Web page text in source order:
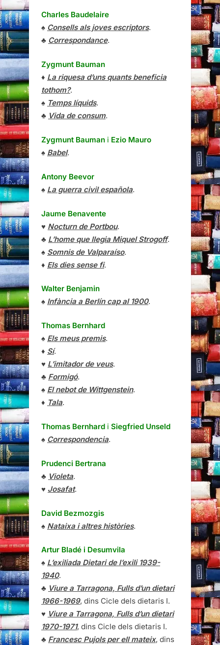
Charles Baudelaire
♠ Consells als joves escriptors.
♣ Correspondance.
Zygmunt Bauman
♦ La riquesa d’uns quants beneficia
tothom?.
♠ Temps líquids.
♣ Vida de consum.
Zygmunt Bauman i Ezio Mauro
♠ Babel.
Antony Beevor
♠ La guerra civil española.
Jaume Benavente
♥ Nocturn de Portbou.
♣ L’home que llegia Miquel Strogoff.
♠ Somnis de Valparaíso.
♦ Els dies sense fi.
Walter Benjamin
♠ Infància a Berlín cap al 1900.
Thomas Bernhard
♠ Els meus premis.
♦ Sí.
♥ L’imitador de veus.
♣ Formigó.
♠ El nebot de Wittgenstein.
♦ Tala.
Thomas Bernhard i Siegfried Unseld
♠ Correspondencia.
Prudenci Bertrana
♣ Violeta.
♥ Josafat.
David Bezmozgis
♠ Nataixa i altres històries.
Artur Bladé i Desumvila
♠ L’exiliada Dietari de l’exili 1939-
1940.
♣ Viure a Tarragona, Fulls d’un dietari
1966-1969, dins Cicle dels dietaris I.
♥ Viure a Tarragona, Fulls d’un dietari
1970-1971, dins Cicle dels dietaris I.
♣ Francesc Pujols per ell mateix, dins